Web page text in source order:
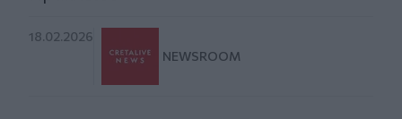
18.02.2026
NEWSROOM